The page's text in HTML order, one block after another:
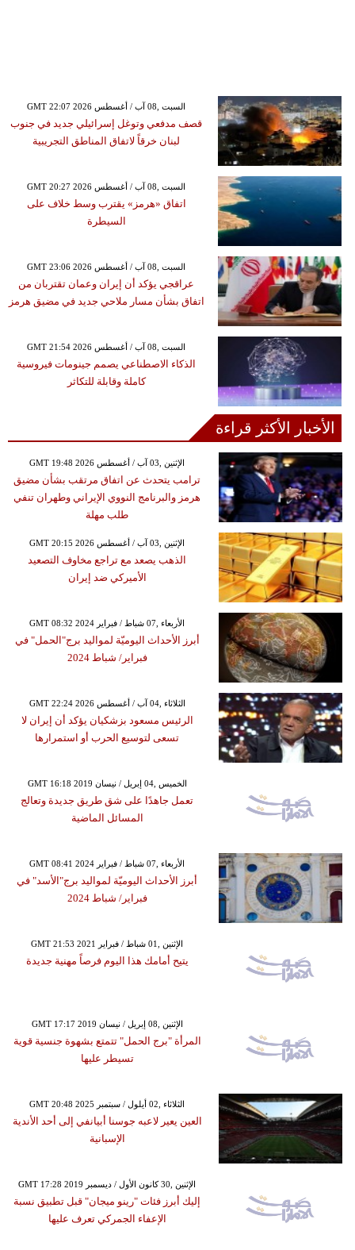
GMT 22:07 2026 السبت ,08 آب / أغسطس
قصف مدفعي وتوغل إسرائيلي جديد في جنوب
لبنان خرقاً لاتفاق المناطق التجريبية
GMT 20:27 2026 السبت ,08 آب / أغسطس
اتفاق «هرمز» يقترب وسط خلاف على
السيطرة
GMT 23:06 2026 السبت ,08 آب / أغسطس
عراقجي يؤكد أن إيران وعمان تقتربان من
اتفاق بشأن مسار ملاحي جديد في مضيق هرمز
GMT 21:54 2026 السبت ,08 آب / أغسطس
الذكاء الاصطناعي يصمم جينومات فيروسية
كاملة وقابلة للتكاثر
الأخبار الأكثر قراءة
GMT 19:48 2026 الإثنين ,03 آب / أغسطس
ترامب يتحدث عن اتفاق مرتقب بشأن مضيق
هرمز والبرنامج النووي الإيراني وطهران تنفي
طلب مهلة
GMT 20:15 2026 الإثنين ,03 آب / أغسطس
الذهب يصعد مع تراجع مخاوف التصعيد
الأميركي ضد إيران
GMT 08:32 2024 الأربعاء ,07 شباط / فبراير
أبرز الأحداث اليوميّة لمواليد برج"الحمل" في
فبراير/ شباط 2024
GMT 22:24 2026 الثلاثاء ,04 آب / أغسطس
الرئيس مسعود بزشكيان يؤكد أن إيران لا
تسعى لتوسيع الحرب أو استمرارها
GMT 16:18 2019 الخميس ,04 إبريل / نيسان
تعمل جاهدًا على شق طريق جديدة وتعالج
المسائل الماضية
GMT 08:41 2024 الأربعاء ,07 شباط / فبراير
أبرز الأحداث اليوميّة لمواليد برج"الأسد" في
فبراير/ شباط 2024
GMT 21:53 2021 الإثنين ,01 شباط / فبراير
يتيح أمامك هذا اليوم فرصاً مهنية جديدة
GMT 17:17 2019 الإثنين ,08 إبريل / نيسان
المرأة "برج الحمل" تتمتع بشهوة جنسية قوية
تسيطر عليها
GMT 20:48 2025 الثلاثاء ,02 أيلول / سبتمبر
العين يعير لاعبه جوسنا أبيانفي إلى أحد الأندية
الإسبانية
GMT 17:28 2019 الإثنين ,30 كانون الأول / ديسمبر
إليك أبرز فئات "رينو ميجان" قبل تطبيق نسبة
الإعفاء الجمركي تعرف عليها